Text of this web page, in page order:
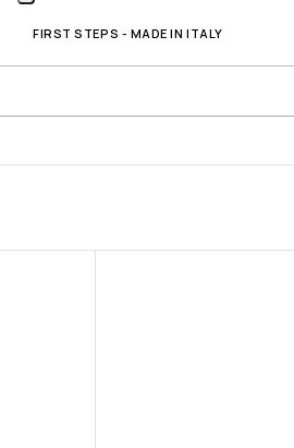
FIRST STEPS - MADE IN ITALY